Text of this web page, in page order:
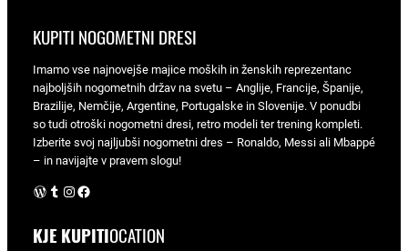
KUPITI NOGOMETNI DRESI
Imamo vse najnovejše majice moških in ženskih reprezentanc
najboljših nogometnih držav na svetu – Anglije, Francije, Španije,
Brazilije, Nemčije, Argentine, Portugalske in Slovenije. V ponudbi
so tudi otroški nogometni dresi, retro modeli ter trening kompleti.
Izberite svoj najljubši nogometni dres – Ronaldo, Messi ali Mbappé
– in navijajte v pravem slogu!
WordPress Instagram Facebook
KJE KUPITIOCATION